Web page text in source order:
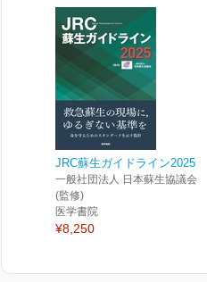
JRC蘇生ガイドライン2025
一般社団法人 日本蘇生協議会
(監修)
医学書院
¥8,250